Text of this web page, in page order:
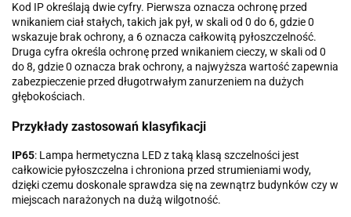
Kod IP określają dwie cyfry. Pierwsza oznacza ochronę przed
wnikaniem ciał stałych, takich jak pył, w skali od 0 do 6, gdzie 0
wskazuje brak ochrony, a 6 oznacza całkowitą pyłoszczelność.
Druga cyfra określa ochronę przed wnikaniem cieczy, w skali od 0
do 8, gdzie 0 oznacza brak ochrony, a najwyższa wartość zapewnia
zabezpieczenie przed długotrwałym zanurzeniem na dużych
głębokościach.
Przykłady zastosowań klasyfikacji
IP65: Lampa hermetyczna LED z taką klasą szczelności jest
całkowicie pyłoszczelna i chroniona przed strumieniami wody,
dzięki czemu doskonale sprawdza się na zewnątrz budynków czy w
miejscach narażonych na dużą wilgotność.